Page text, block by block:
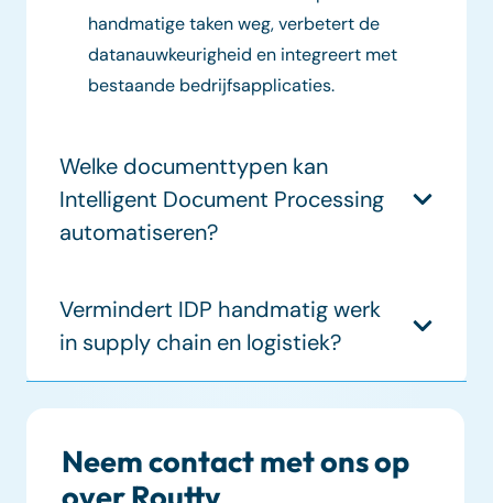
handmatige taken weg, verbetert de
datanauwkeurigheid en integreert met
bestaande bedrijfsapplicaties.
Welke documenttypen kan
Intelligent Document Processing
automatiseren?
Vermindert IDP handmatig werk
in supply chain en logistiek?
Neem contact met ons op